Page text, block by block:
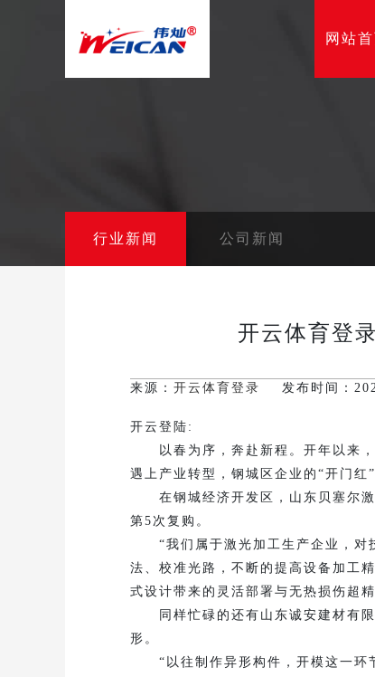
网站
行业新闻 公司新闻
开云体育登
来源： 开云体育登录 发布时间：
开云登陆:
以春为序，奔赴新程。开年以来，
遇上产业转型，钢城区企业的“开门红
在钢城经济开发区，山东贝塞尔激
第5次复购。
“我们属于激光加工生产企业，对技
法、校准光路，不断的提高设备加工
式设计带来的灵活部署与无热损伤超
同样忙碌的还有山东诚安建材有限
形。
“以往制作异形构件，开模这一环节